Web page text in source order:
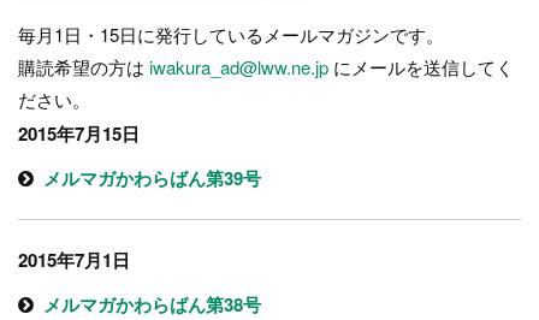
毎月1日・15日に発行しているメールマガジンです。
購読希望の方は iwakura_ad@lww.ne.jp にメールを送信してく
ださい。
2015年7月15日
メルマガかわらばん第39号
2015年7月1日
メルマガかわらばん第38号